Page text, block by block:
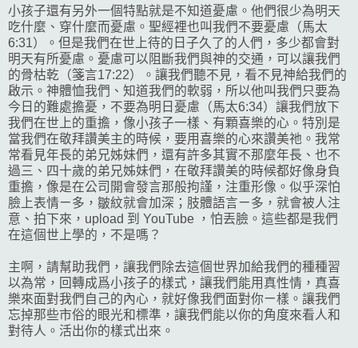
小孩子還有另外一個特點就是不知道憂慮。他們很少為明天
吃什麼、穿什麼而憂慮。聖經裡也叫我們不要憂慮（馬太
6:31）。但是我們在世上待的日子久了的人們，多少都會對
明天有所憂慮。憂慮可以阻斷我們與神的交通，可以讓我們
的骨枯乾（箋言17:22）。讓我們聽不見，看不見神給我們的
啟示。神體恤我們、知道我們的軟弱，所以他叫我們只要為
今日的難處擔憂，不要為明日憂慮（馬太6:34）讓我們放下
我們在世上的重擔，像小孩子一樣、有顆喜樂的心。特別是
當我們在敬拜讚美主的時候，要用喜樂的心來讚美祂。我常
常看見年長的弟兄姊妹們，還有許多其實不那麼年長、也不
過三、四十歲的弟兄姊妹們，在敬拜讚美的時候都好像身負
重擔，像是在公司開會發言那般拘謹，注重形像。似乎深怕
臉上表情ㄧ多，皺紋就會加深；肢體語言ㄧ多，就會被人注
意、拍下來，upload 到 YouTube ，怕丟臉。這些都是我們
在這個世上學的，不是嗎？
主啊，請幫助我們，讓我們除去這個世界加給我們的種種習
以為常，回轉成爲小孩子的樣式，讓我們能用真性情，真喜
樂來面對我們自己的內心，就好像我們面對你ㄧ樣。讓我們
忘掉那些市俗的眼光和標準，讓我們能以你的角度來看人和
對待人。活出你的樣式出來。